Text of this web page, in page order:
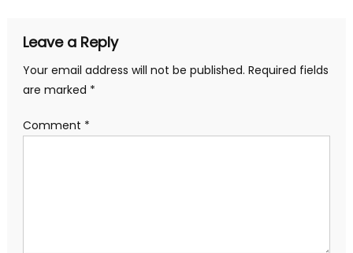
Leave a Reply
Your email address will not be published. Required fields
are marked *
Comment *